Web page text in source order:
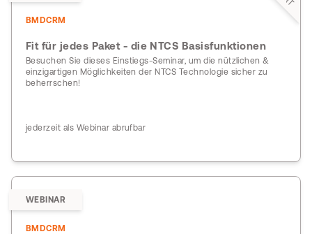
BMDCRM
Fit für jedes Paket - die NTCS Basisfunktionen
Besuchen Sie dieses Einstiegs-Seminar, um die nützlichen &
einzigartigen Möglichkeiten der NTCS Technologie sicher zu
beherrschen!
jederzeit als Webinar abrufbar
WEBINAR
BMDCRM